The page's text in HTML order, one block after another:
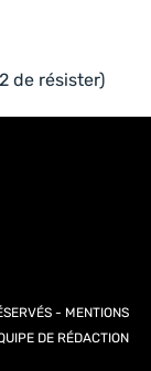
de résister)
- MENTIONS
DE RÉDACTION